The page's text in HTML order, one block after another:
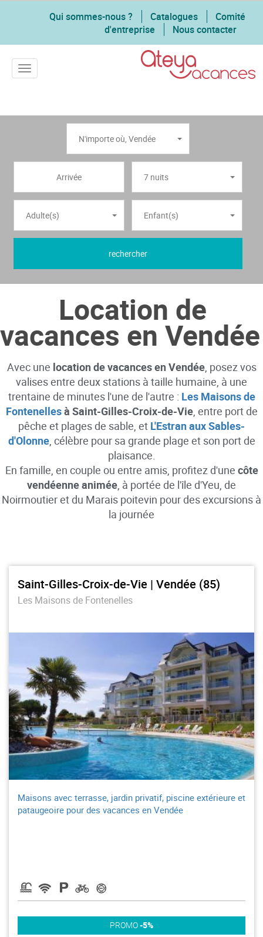
Qui sommes-nous ? Catalogues
Comité
d'entreprise
Nous contacter
Toggle navigation
N'importe où, Vendée
7 nuits
Adulte(s) Enfant(s)
rechercher
Location de
vacances en Vendée
Avec une location de vacances en Vendée, posez vos
valises entre deux stations à taille humaine, à une
trentaine de minutes l'une de l'autre : Les Maisons de
Fontenellesà Saint-Gilles-Croix-de-Vie, entre port de
pêche et plages de sable, et L'Estran aux Sables-
d'Olonne, célèbre pour sa grande plage et son port de
plaisance.
En famille, en couple ou entre amis, profitez d'une côte
vendéenne animée, à portée de l'île d'Yeu, de
Noirmoutier et du Marais poitevin pour des excursions à
la journée
Saint-Gilles-Croix-de-Vie | Vendée (85)
Les Maisons de Fontenelles
Maisons avec terrasse, jardin privatif, piscine extérieure et
pataugeoire pour des vacances en Vendée
PROMO-5%